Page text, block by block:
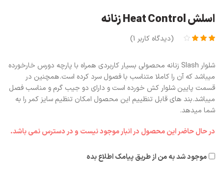
اسلش Heat Control زنانه
5 امتیاز
(دیدگاه کاربر 1
)
شلوار Slash زنانه محصولی بسیار کاربردی همراه با پارچه دورس خارخورده
میباشد که آن را کاملا متناسب با فصول سرد کرده است.همچنین در
قسمت پایین شلوار کش خورده است و دارای دو جیب گرم و مناسب فصل
میباشد.بند های قابل تنظییم این محصول امکان تنظیم سایز کمر را به
شما میدهد.
در حال حاضر این محصول در انبار موجود نیست و در دسترس نمی باشد.
موجود شد به من از طریق پیامک اطلاع بده